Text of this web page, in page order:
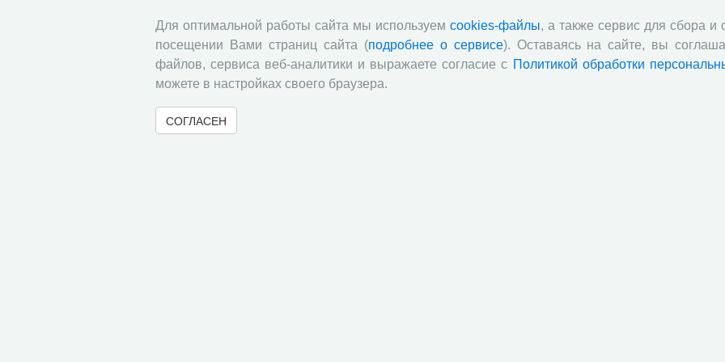
Для оптимальной работы сайта мы используем cookies-файлы, а также сервис для сбора и
посещении Вами страниц сайта (подробнее о сервисе). Оставаясь на сайте, вы
файлов, сервиса веб-аналитики и выражаете согласие с Политикой обработки
можете в настройках своего браузера.
СОГЛАСЕН